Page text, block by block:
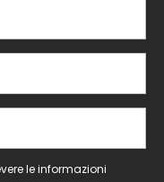
le informazioni